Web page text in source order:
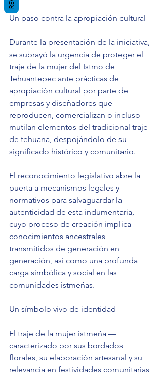
Un paso contra la apropiación cultural
Durante la presentación de la iniciativa,
se subrayó la urgencia de proteger el
traje de la mujer del Istmo de
Tehuantepec ante prácticas de
apropiación cultural por parte de
empresas y diseñadores que
reproducen, comercializan o incluso
mutilan elementos del tradicional traje
de tehuana, despojándolo de su
significado histórico y comunitario.
El reconocimiento legislativo abre la
puerta a mecanismos legales y
normativos para salvaguardar la
autenticidad de esta indumentaria,
cuyo proceso de creación implica
conocimientos ancestrales
transmitidos de generación en
generación, así como una profunda
carga simbólica y social en las
comunidades istmeñas.
Un símbolo vivo de identidad
El traje de la mujer istmeña —
caracterizado por sus bordados
florales, su elaboración artesanal y su
relevancia en festividades comunitarias